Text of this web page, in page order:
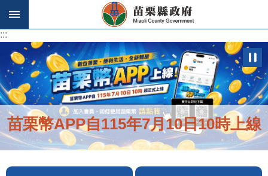
跳到主要內容區塊
:::
苗栗幣APP自115年7月10日10時上線